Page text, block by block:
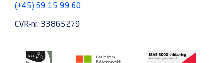
(+45) 69 15 99 60
CVR-nr. 33865279